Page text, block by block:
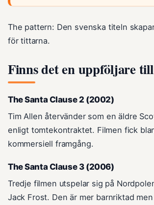
The pattern: Den svenska titeln
för tittarna.
Finns det en uppföljare
The Santa Clause 2 (2002)
Tim Allen återvänder som en äldre
enligt tomtekontraktet. Filmen fick
kommersiell framgång.
The Santa Clause 3 (2006)
Tredje filmen utspelar sig på
Jack Frost. Den är mer barnriktad